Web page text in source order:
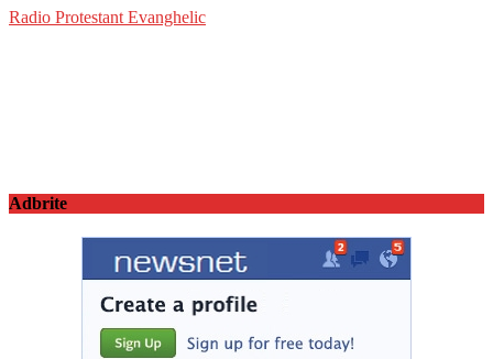
Radio Protestant Evanghelic
Adbrite